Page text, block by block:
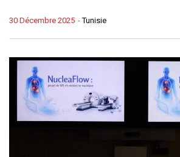
-Tunisie
30 Décembre 2025